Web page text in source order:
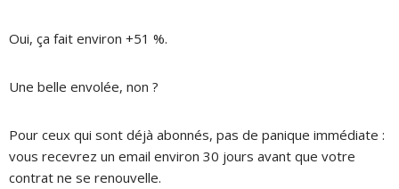
Oui, ça fait environ +51 %.
Une belle envolée, non ?
Pour ceux qui sont déjà abonnés, pas de panique immédiate :
vous recevrez un email environ 30 jours avant que votre
contrat ne se renouvelle.